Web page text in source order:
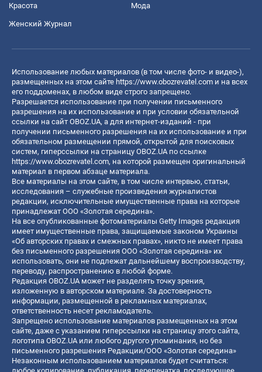
Красота Мода
Женский Журнал
Использование любых материалов (в том числе фото- и видео-),
размещенных на этом сайте https://www.obozrevatel.com и на всех
его поддоменах, в любом виде строго запрещено.
Разрешается использование при получении письменного
разрешения на их использование и при условии обязательной
ссылки на сайт OBOZ.UA, а для интернет-изданий - при
получении письменного разрешения на их использование и при
обязательном размещении прямой, открытой для поисковых
систем, гиперссылки на страницу OBOZ.UA по ссылке
https://www.obozrevatel.com, на которой размещен оригинальный
материал в первом абзаце материала.
Все материалы на этом сайте, в том числе интервью, статьи,
исследования – служебные произведения журналистов
редакции, исключительные имущественные права на которые
принадлежат ООО «Золотая середина».
На все опубликованные фотоматериалы Getty Images редакция
имеет имущественные права, защищаемые законом Украины
«Об авторских правах и смежных правах», никто не имеет права
без письменного разрешения ООО «Золотая середина» их
использовать, они не подлежат дальнейшему воспроизводству,
переводу, распространению в любой форме.
Редакция OBOZ.UA может не разделять точку зрения,
изложенную в авторском материале. За достоверность
информации, размещенной в рекламных материалах,
ответственность несет рекламодатель.
Запрещено использование материалов размещенных на этом
сайте, даже с указанием гиперссылки на страницу этого сайта,
логотипа OBOZ.UA или любого другого упоминания, но без
письменного разрешения Редакции/ООО «Золотая середина»
Незаконным использованием материалов будет считаться: